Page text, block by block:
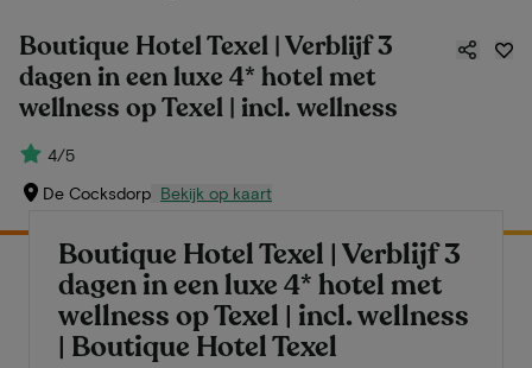
Boutique Hotel Texel | Verblijf 3
dagen in een luxe 4* hotel met
wellness op Texel | incl. wellness
4/5
De Cocksdorp Bekijk op kaart
Boutique Hotel Texel | Verblijf 3
dagen in een luxe 4* hotel met
wellness op Texel | incl. wellness
| Boutique Hotel Texel